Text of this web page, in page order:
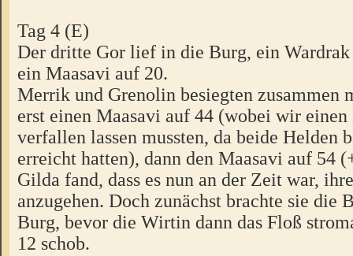
Tag 4 (E)
Der dritte Gor lief in die Burg, ein
ein Maasavi auf 20.
Merrik und Grenolin besiegten zusammen
erst einen Maasavi auf 44 (wobei wir
verfallen lassen mussten, da beide Helden
erreicht hatten), dann den Maasavi auf 54
Gilda fand, dass es nun an der Zeit war,
anzugehen. Doch zunächst brachte sie die
Burg, bevor die Wirtin dann das Floß
12 schob.